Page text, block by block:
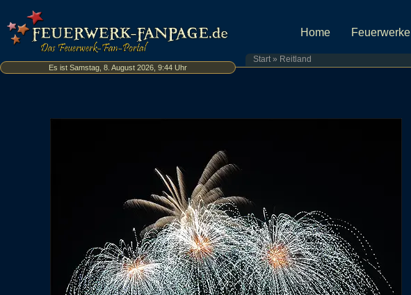
Es ist Samstag, 8. August 2026, 9:44 Uhr
Home Feuerwerke
Start» Reitland